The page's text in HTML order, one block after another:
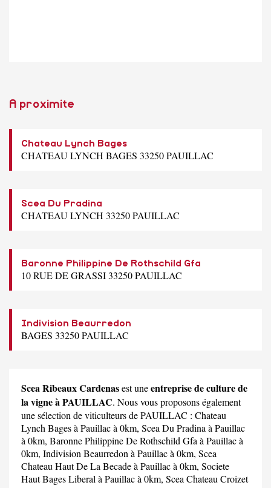
A proximite
Chateau Lynch Bages
CHATEAU LYNCH BAGES 33250 PAUILLAC
Scea Du Pradina
CHATEAU LYNCH 33250 PAUILLAC
Baronne Philippine De Rothschild Gfa
10 RUE DE GRASSI 33250 PAUILLAC
Indivision Beaurredon
BAGES 33250 PAUILLAC
Scea Ribeaux Cardenasest uneentreprise de culture de
la vigne à PAUILLAC. Nous vous proposons également
une sélection de viticulteurs de PAUILLAC : Chateau
Lynch Bagesà Pauillac à 0km, Scea Du Pradina à Pauillac
à 0km, Baronne Philippine De Rothschild Gfa à Pauillac à
0km, Indivision Beaurredon à Pauillac à 0km, Scea
Chateau Haut De La Becadeà Pauillac à 0km, Societe
Haut Bages Liberal à Pauillac à 0km, Scea Chateau Croizet